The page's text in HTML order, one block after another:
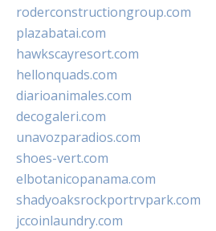
roderconstructiongroup.com
plazabatai.com
hawkscayresort.com
hellonquads.com
diarioanimales.com
decogaleri.com
unavozparadios.com
shoes-vert.com
elbotanicopanama.com
shadyoaksrockportrvpark.com
jccoinlaundry.com